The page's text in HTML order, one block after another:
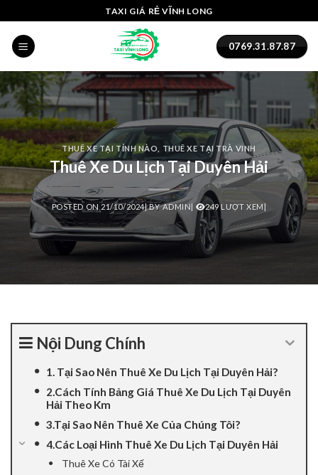
panel
paketleri
panel
panel
panel
panel
panel
to
content
TAXI GIÁ RẺ VĨNH LONG
0769.31.87.87
THUÊ XE TẠI TỈNH NÀO THUÊ XE TẠI TRÀ VINH
Thuê Xe Du Lịch Tại Duyên Hải
POSTED ON 21/10/2024|BYADMIN| 249 LƯỢT XEM|
Nội Dung Chính
1. Tại Sao Nên Thuê Xe Du Lịch Tại Duyên Hải?
2.Cách Tính Bảng Giá Thuê Xe Du Lịch Tại Duyên
Hải Theo Km
3.Tại Sao Nên Thuê Xe Của Chúng Tôi?
4.Các Loại Hình Thuê Xe Du Lịch Tại Duyên Hải
Thuê Xe Có Tài Xế